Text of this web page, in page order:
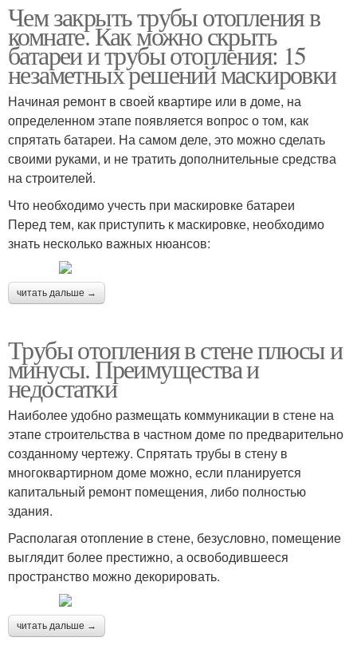
Чем закрыть трубы отопления в
комнате. Как можно скрыть
батареи и трубы отопления: 15
незаметных решений маскировки
Начиная ремонт в своей квартире или в доме, на
определенном этапе появляется вопрос о том, как
спрятать батареи. На самом деле, это можно сделать
своими руками, и не тратить дополнительные средства
на строителей.
Что необходимо учесть при маскировке батареи
Перед тем, как приступить к маскировке, необходимо
знать несколько важных нюансов:
читать дальше →
Трубы отопления в стене плюсы и
минусы. Преимущества и
недостатки
Наиболее удобно размещать коммуникации в стене на
этапе строительства в частном доме по предварительно
созданному чертежу. Спрятать трубы в стену в
многоквартирном доме можно, если планируется
капитальный ремонт помещения, либо полностью
здания.
Располагая отопление в стене, безусловно, помещение
выглядит более престижно, а освободившееся
пространство можно декорировать.
читать дальше →